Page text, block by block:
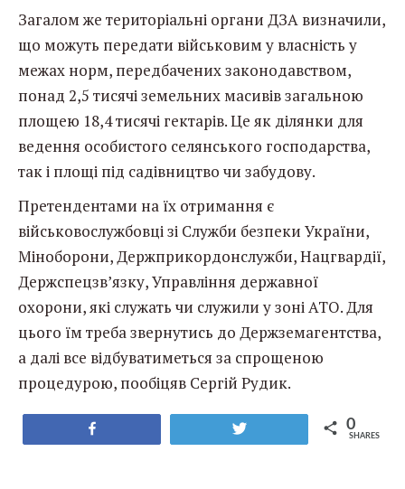
Загалом же територіальні органи ДЗА визначили,
що можуть передати військовим у власність у
межах норм, передбачених законодавством,
понад 2,5 тисячі земельних масивів загальною
площею 18,4 тисячі гектарів. Це як ділянки для
ведення особистого селянського господарства,
так і площі під садівництво чи забудову.
Претендентами на їх отримання є
військовослужбовці зі Служби безпеки України,
Міноборони, Держприкордонслужби, Нацгвардії,
Держспецзв’язку, Управління державної
охорони, які служать чи служили у зоні АТО. Для
цього їм треба звернутись до Держземагентства,
а далі все відбуватиметься за спрощеною
процедурою, пообіцяв Сергій Рудик.
0
SHARES